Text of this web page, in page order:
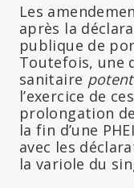
Les
après la
publique de
Toutefois, une
sanitaire
l’exercice de
prolongation
la fin d’une
avec les
la variole du